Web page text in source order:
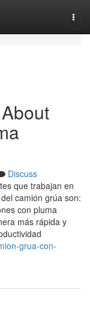
Discuss
que trabajan en
camión grúa son:
con pluma
más rápida y
grua-con-